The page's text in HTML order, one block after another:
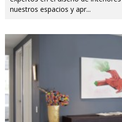
nuestros espacios y apr...